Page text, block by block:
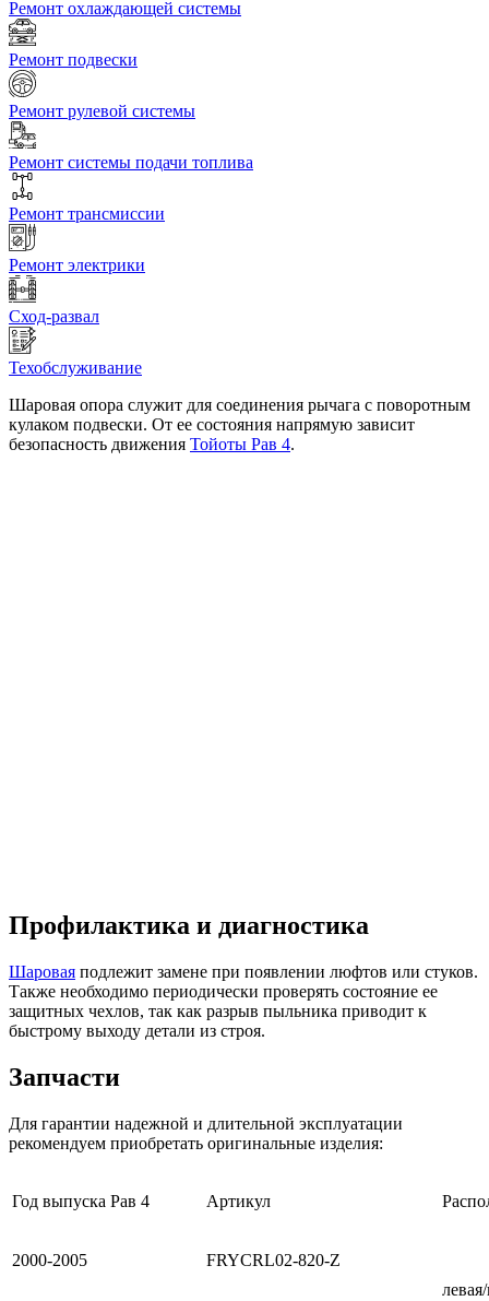
Ремонт охлаждающей системы
Ремонт подвески
Ремонт рулевой системы
Ремонт системы подачи топлива
Ремонт трансмиссии
Ремонт электрики
Сход-развал
Техобслуживание
Шаровая опора служит для соединения рычага с поворотным
кулаком подвески. От ее состояния напрямую зависит
безопасность движения Тойоты Рав 4.
Профилактика и диагностика
Шаровая подлежит замене при появлении люфтов или стуков.
Также необходимо периодически проверять состояние ее
защитных чехлов, так как разрыв пыльника приводит к
быстрому выходу детали из строя.
Запчасти
Для гарантии надежной и длительной эксплуатации
рекомендуем приобретать оригинальные изделия:
Год выпуска Рав 4 Артикул
2000-2005
FRYCRL02-820-Z